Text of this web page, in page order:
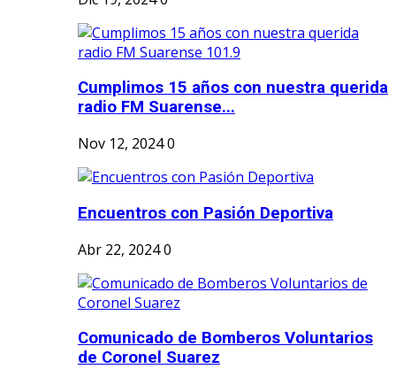
Cumplimos 15 años con nuestra querida
radio FM Suarense...
Nov 12, 20240
Encuentros con Pasión Deportiva
Abr 22, 20240
Comunicado de Bomberos Voluntarios
de Coronel Suarez